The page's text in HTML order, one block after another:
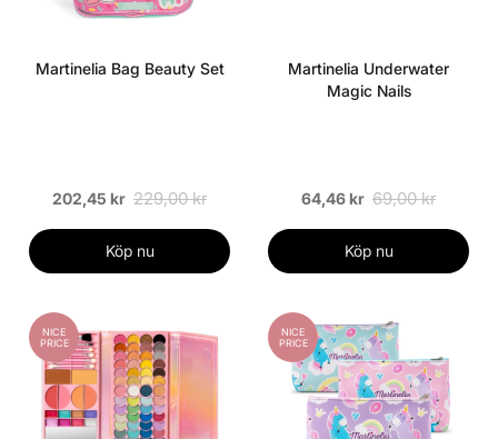
Martinelia Bag Beauty Set
202,45 kr 229,00 kr
Köp nu
Martinelia Underwater
Magic Nails
64,46 kr 69,00 kr
Köp nu
NICE
PRICE
NICE
PRICE